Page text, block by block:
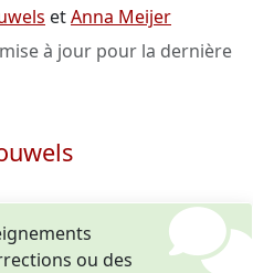
etAnna Meijer
à jour pour la dernière
ou des